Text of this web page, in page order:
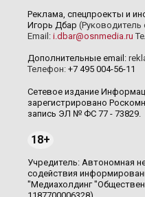
Реклама, спецпроекты и
Игорь Дбар
Email: i.dbar@osnmedia.ru
Дополнительные email:
Телефон: +7 495 004-56-11
Сетевое издание
зарегистрировано
запись ЭЛ № ФС 77 - 73829.
18+
Учредитель: Автономная
содействия
"Медиахолдинг